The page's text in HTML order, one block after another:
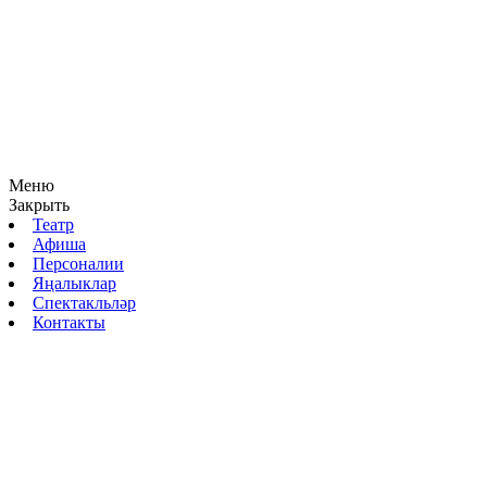
Меню
Закрыть
Театр
Афиша
Персоналии
Яңалыклар
Спектакльләр
Контакты